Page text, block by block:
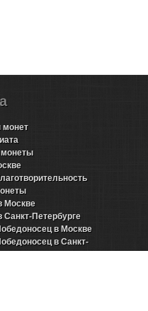
монет
монеты
Москве
Петербурге
в Москве
в Санкт-